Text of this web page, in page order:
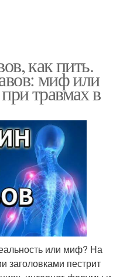
как пить.
миф или
травмах в
или миф? На
заголовками пестрит